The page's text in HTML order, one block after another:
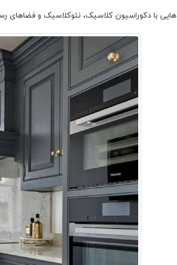
با دکوراسیون کلاسیک، نئوکلاسیک و فضاهای